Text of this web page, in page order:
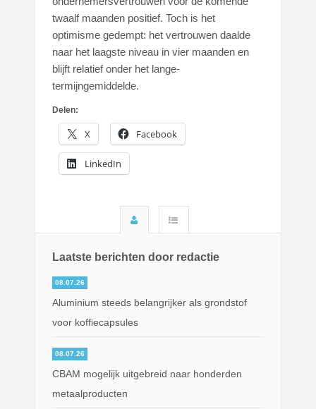
twaalf maanden positief. Toch is het
optimisme gedempt: het vertrouwen daalde
naar het laagste niveau in vier maanden en
blijft relatief onder het lange-
termijngemiddelde.
Delen:
X Facebook
LinkedIn
Laatste berichten door redactie
08.07.26
Aluminium steeds belangrijker als grondstof
voor koffiecapsules
08.07.26
CBAM mogelijk uitgebreid naar honderden
metaalproducten